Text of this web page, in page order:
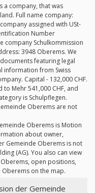
a company, that was
Full name company:
assigned with USt-
Number
company Schulkommission
3948 Oberems. We
featuring legal
information from Swiss
Capital - 132,000 CHF.
Mehr 541,000 CHF, and
is Schulpflegen.
Oberems are not
Oberems is Motion
about owner,
Gemeinde Oberems is not
(AG). You also can view
open positions,
on the map.
der Gemeinde